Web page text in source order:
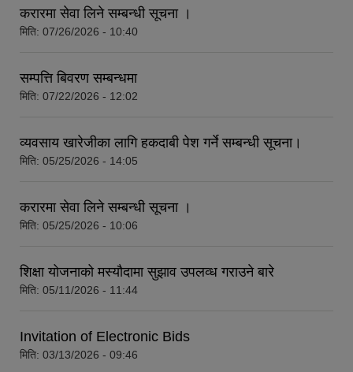
करारमा सेवा लिने सम्बन्धी सूचना ।
मिति: 07/26/2026 - 10:40
सम्पत्ति बिवरण सम्बन्धमा
मिति: 07/22/2026 - 12:02
व्यवसाय खारेजीका लागि हकदाबी पेश गर्ने सम्बन्धी सूचना।
मिति: 05/25/2026 - 14:05
करारमा सेवा लिने सम्बन्धी सूचना ।
मिति: 05/25/2026 - 10:06
शिक्षा योजनाको मस्यौदामा सुझाव उपलव्ध गराउने बारे
मिति: 05/11/2026 - 11:44
Invitation of Electronic Bids
मिति: 03/13/2026 - 09:46